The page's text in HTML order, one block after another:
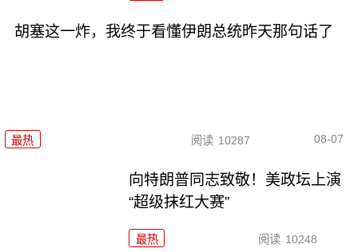
胡塞这一炸，我终于看懂伊朗总统昨天那句话了
最热 阅读 10287 08-07
向特朗普同志致敬！美政坛上演
“超级抹红大赛”
最热 阅读 10248